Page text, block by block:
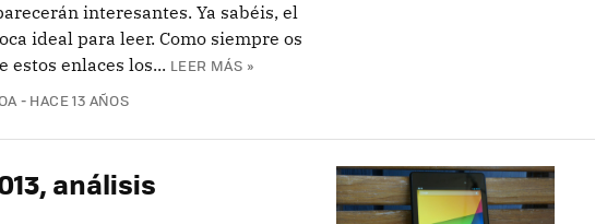
interesantes. Ya sabéis, el
ideal para leer. Como siempre os
estos enlaces los... LEER MÁS »
HACE 13 AÑOS
análisis